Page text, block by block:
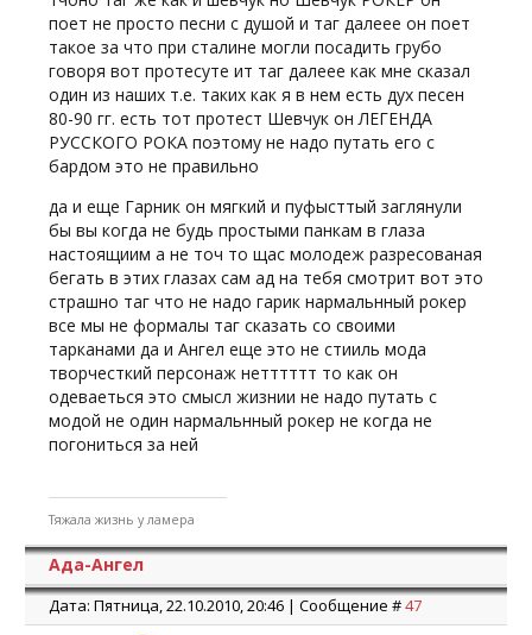
поет не просто песни с душой и таг далеее он поет
такое за что при сталине могли посадить грубо
говоря вот протесуте ит таг далеее как мне сказал
один из наших т.е. таких как я в нем есть дух песен
80-90 гг. есть тот протест Шевчук он ЛЕГЕНДА
РУССКОГО РОКА поэтому не надо путать его с
бардом это не правильно
да и еще Гарник он мягкий и пуфысттый заглянули
бы вы когда не будь простыми панкам в глаза
настоящиим а не точ то щас молодеж разресованая
бегать в этих глазах сам ад на тебя смотрит вот это
страшно таг что не надо гарик нармальнный рокер
все мы не формалы таг сказать со своими
тарканами да и Ангел еще это не стииль мода
творчесткий персонаж нетттттт то как он
одеваеться это смысл жизнии не надо путать с
модой не один нармальнный рокер не когда не
погониться за ней
Тяжала жизнь у ламера
Ада-Ангел
Дата: Пятница, 22.10.2010, 20:46 | Сообщение #47